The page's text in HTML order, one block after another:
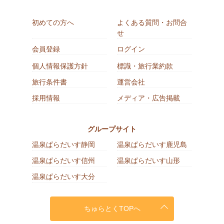
初めての方へ
よくある質問・お問合
せ
会員登録
ログイン
個人情報保護方針
標識・旅行業約款
旅行条件書
運営会社
採用情報
メディア・広告掲載
グループサイト
温泉ぱらだいす静岡
温泉ぱらだいす鹿児島
温泉ぱらだいす信州
温泉ぱらだいす山形
温泉ぱらだいす大分
ちゅらとくTOPへ